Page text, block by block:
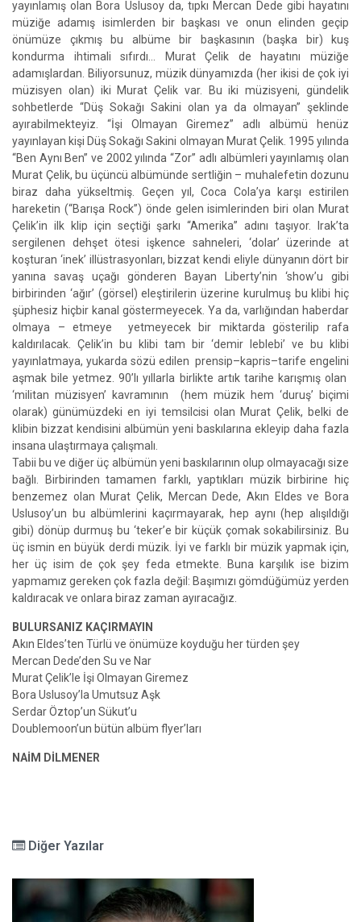
yayınlamış olan Bora Uslusoy da, tıpkı Mercan Dede gibi hayatını
müziğe adamış isimlerden bir başkası ve onun elinden geçip
önümüze çıkmış bu albüme bir başkasının (başka bir) kuş
kondurma ihtimali sıfırdı… Murat Çelik de hayatını müziğe
adamışlardan. Biliyorsunuz, müzik dünyamızda (her ikisi de çok iyi
müzisyen olan) iki Murat Çelik var. Bu iki müzisyeni, gündelik
sohbetlerde “Düş Sokağı Sakini olan ya da olmayan” şeklinde
ayırabilmekteyiz. “İşi Olmayan Giremez” adlı albümü henüz
yayınlayan kişi Düş Sokağı Sakini olmayan Murat Çelik. 1995 yılında
“Ben Aynı Ben” ve 2002 yılında “Zor” adlı albümleri yayınlamış olan
Murat Çelik, bu üçüncü albümünde sertliğin – muhalefetin dozunu
biraz daha yükseltmiş. Geçen yıl, Coca Cola’ya karşı estirilen
hareketin (“Barışa Rock”) önde gelen isimlerinden biri olan Murat
Çelik’in ilk klip için seçtiği şarkı “Amerika” adını taşıyor. Irak’ta
sergilenen dehşet ötesi işkence sahneleri, ‘dolar’ üzerinde at
koşturan ‘inek’ illüstrasyonları, bizzat kendi eliyle dünyanın dört bir
yanına savaş uçağı gönderen Bayan Liberty’nin ‘show’u gibi
birbirinden ‘ağır’ (görsel) eleştirilerin üzerine kurulmuş bu klibi hiç
şüphesiz hiçbir kanal göstermeyecek. Ya da, varlığından haberdar
olmaya – etmeye yetmeyecek bir miktarda gösterilip rafa
kaldırılacak. Çelik’in bu klibi tam bir ‘demir leblebi’ ve bu klibi
yayınlatmaya, yukarda sözü edilen prensip–kapris–tarife engelini
aşmak bile yetmez. 90’lı yıllarla birlikte artık tarihe karışmış olan
‘militan müzisyen’ kavramının (hem müzik hem ‘duruş’ biçimi
olarak) günümüzdeki en iyi temsilcisi olan Murat Çelik, belki de
klibin bizzat kendisini albümün yeni baskılarına ekleyip daha fazla
insana ulaştırmaya çalışmalı.
Tabii bu ve diğer üç albümün yeni baskılarının olup olmayacağı size
bağlı. Birbirinden tamamen farklı, yaptıkları müzik birbirine hiç
benzemez olan Murat Çelik, Mercan Dede, Akın Eldes ve Bora
Uslusoy’un bu albümlerini kaçırmayarak, hep aynı (hep alışıldığı
gibi) dönüp durmuş bu ‘teker’e bir küçük çomak sokabilirsiniz. Bu
üç ismin en büyük derdi müzik. İyi ve farklı bir müzik yapmak için,
her üç isim de çok şey feda etmekte. Buna karşılık ise bizim
yapmamız gereken çok fazla değil: Başımızı gömdüğümüz yerden
kaldıracak ve onlara biraz zaman ayıracağız.
BULURSANIZ KAÇIRMAYIN
Akın Eldes’ten Türlü ve önümüze koyduğu her türden şey
Mercan Dede’den Su ve Nar
Murat Çelik’le İşi Olmayan Giremez
Bora Uslusoy’la Umutsuz Aşk
Serdar Öztop’un Sükut’u
Doublemoon’un bütün albüm flyer’ları
NAİM DİLMENER
Diğer Yazılar